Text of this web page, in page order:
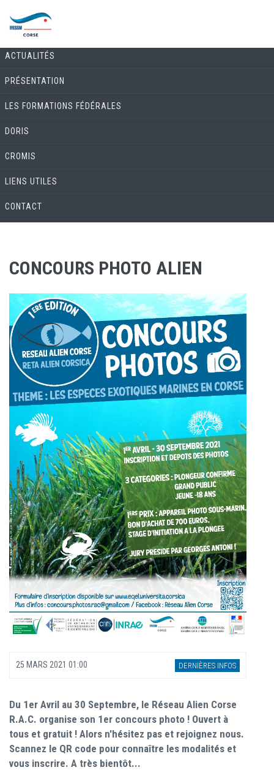
COMMISSION ENVIRONNEMENT & BIOLOGIE
ACTUALITÉS
PRÉSENTATION
LES FORMATIONS FÉDÉRALES
DORIS
CROMIS
LIENS UTILES
CONTACT
CONCOURS PHOTO ALIEN
25 MARS 2021 01:00 DERNIÈRES INFOS
Du 1er Avril au 30 Septembre, le Réseau Alien Corse
R.A.C. organise son 1er concours photo ! Ouvert à
tous et gratuit ! Alors n'hésitez pas et rejoignez nous.
Scannez le QR code pour connaître les modalités et
vous inscrire. A très bientôt...